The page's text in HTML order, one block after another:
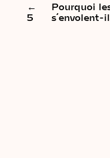
←
5
Pourquoi
s’envolent-